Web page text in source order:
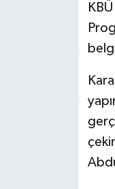
MAGAZİN
Otomobil
POLİTİKA